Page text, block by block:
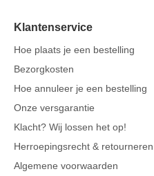
Klantenservice
Hoe plaats je een bestelling
Bezorgkosten
Hoe annuleer je een bestelling
Onze versgarantie
Klacht? Wij lossen het op!
Herroepingsrecht & retourneren
Algemene voorwaarden